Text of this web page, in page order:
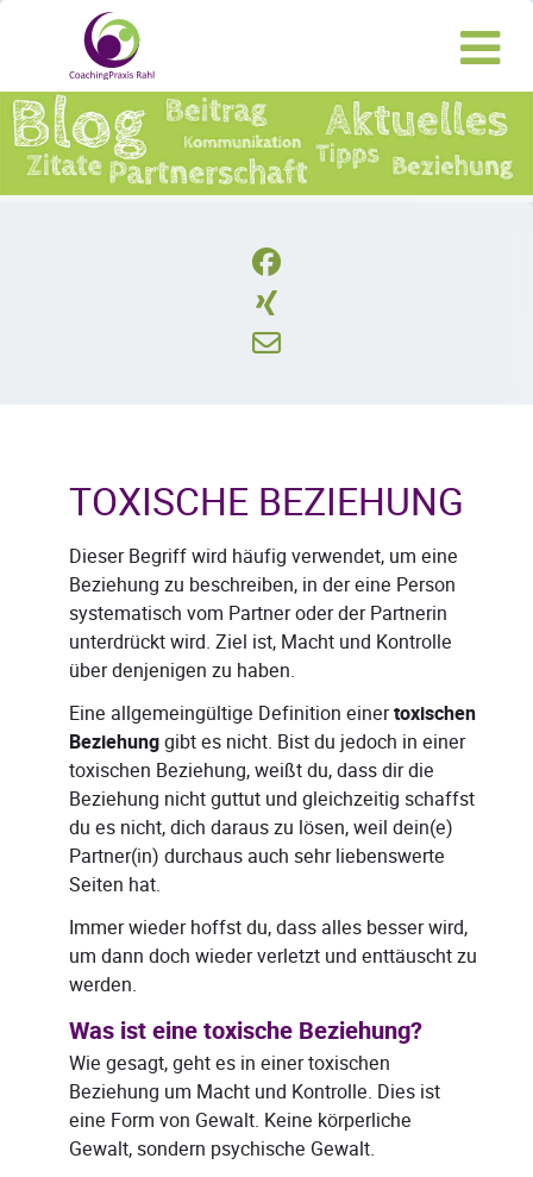
TOXISCHE BEZIEHUNG
Dieser Begriff wird häufig verwendet, um eine
Beziehung zu beschreiben, in der eine Person
systematisch vom Partner oder der Partnerin
unterdrückt wird. Ziel ist, Macht und Kontrolle
über denjenigen zu haben.
Eine allgemeingültige Definition einertoxischen
Beziehunggibt es nicht. Bist du jedoch in einer
toxischen Beziehung, weißt du, dass dir die
Beziehung nicht guttut und gleichzeitig schaffst
du es nicht, dich daraus zu lösen, weil dein(e)
Partner(in) durchaus auch sehr liebenswerte
Seiten hat.
Immer wieder hoffst du, dass alles besser wird,
um dann doch wieder verletzt und enttäuscht zu
werden.
Was ist eine toxische Beziehung?
Wie gesagt, geht es in einer toxischen
Beziehung um Macht und Kontrolle. Dies ist
eine Form von Gewalt. Keine körperliche
Gewalt, sondern psychische Gewalt.